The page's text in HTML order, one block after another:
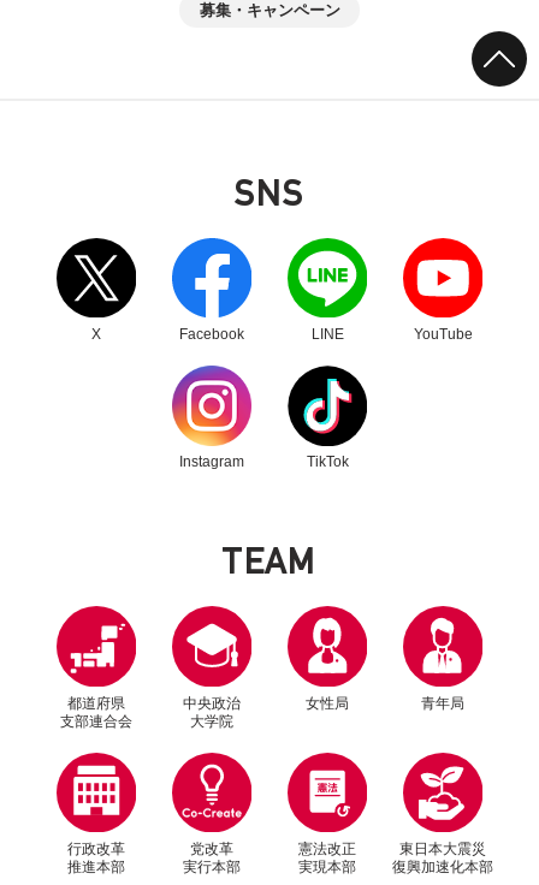
募集・キャンペーン
SNS
X
別ウィンドウリンク
Facebook
別ウィンドウリンク
LINE
別ウィンドウリンク
YouTube
別ウィンドウリンク
Instagram
別ウィンドウリンク
TikTok
別ウィンドウリンク
TEAM
都道府県
支部連合会
中央政治
大学院
女性局 青年局
行政改革
推進本部
党改革
実行本部
憲法改正
実現本部
東日本大震災
復興加速化本部